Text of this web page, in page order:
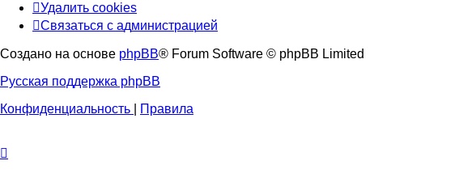
Удалить cookies
Связаться
администрацией
Связаться с администрацией
Создано на основе phpBB® Forum Software © phpBB Limited
Русская поддержка phpBB
Конфиденциальность
Правила